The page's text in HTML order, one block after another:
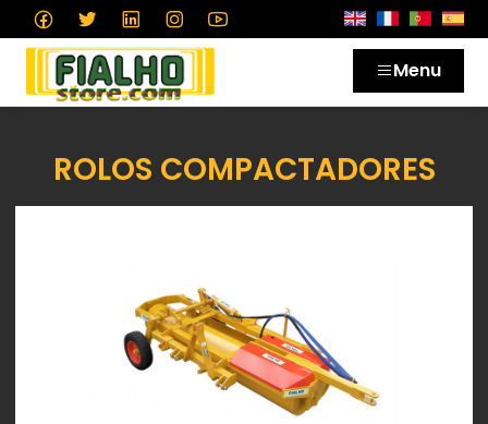
Menu
ROLOS COMPACTADORES